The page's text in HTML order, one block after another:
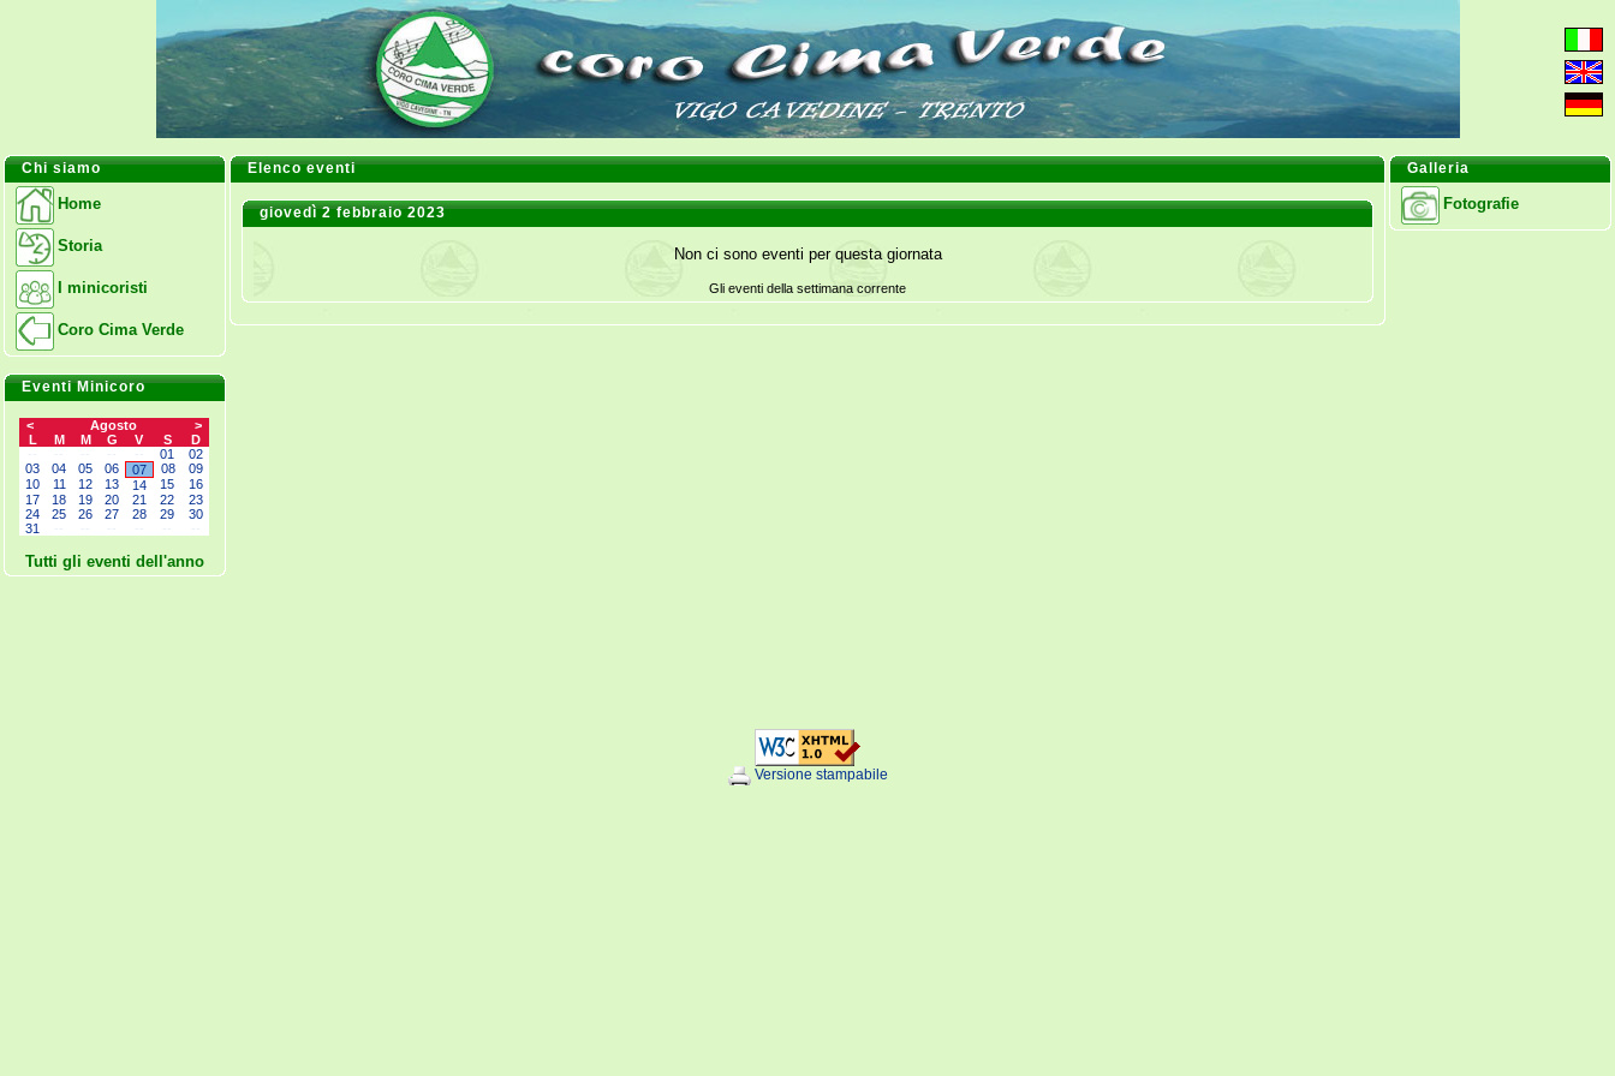
Chi siamo
Home
Storia
I minicoristi
Coro Cima Verde
Eventi Minicoro
< Agosto
>
L
M M G V S
D
01
02
03
04 05 06 07 08
09
10
11 12 13 14 15
16
17
18 19 20 21 22
23
24
25 26 27 28 29
30
31
Tutti gli eventi dell'anno
Elenco eventi
giovedì 2 febbraio 2023
Non ci sono eventi per questa giornata
Gli eventi della settimana corrente
Galleria
Fotografie
Versione stampabile